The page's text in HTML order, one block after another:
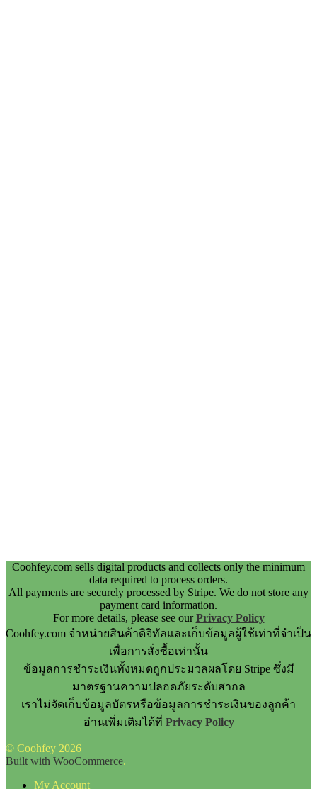
Coohfey.com sells digital products and collects only the minimum
data required to process orders.
All payments are securely processed by Stripe. We do not store any
payment card information.
For more details, please see ourPrivacy Policy
Coohfey.com จำหน่ายสินค้าดิจิทัลและเก็บข้อมูลผู้ใช้เท่าที่จำเป็น
เพื่อการสั่งซื้อเท่านั้น
ข้อมูลการชำระเงินทั้งหมดถูกประมวลผลโดย Stripe ซึ่งมี
มาตรฐานความปลอดภัยระดับสากล
เราไม่จัดเก็บข้อมูลบัตรหรือข้อมูลการชำระเงินของลูกค้า
อ่านเพิ่มเติมได้ที่ Privacy Policy
© Coohfey 2026
Built with WooCommerce.
My Account